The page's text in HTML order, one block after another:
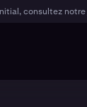
consultez notre